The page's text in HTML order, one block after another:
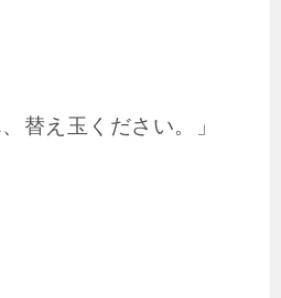
替え玉ください。」